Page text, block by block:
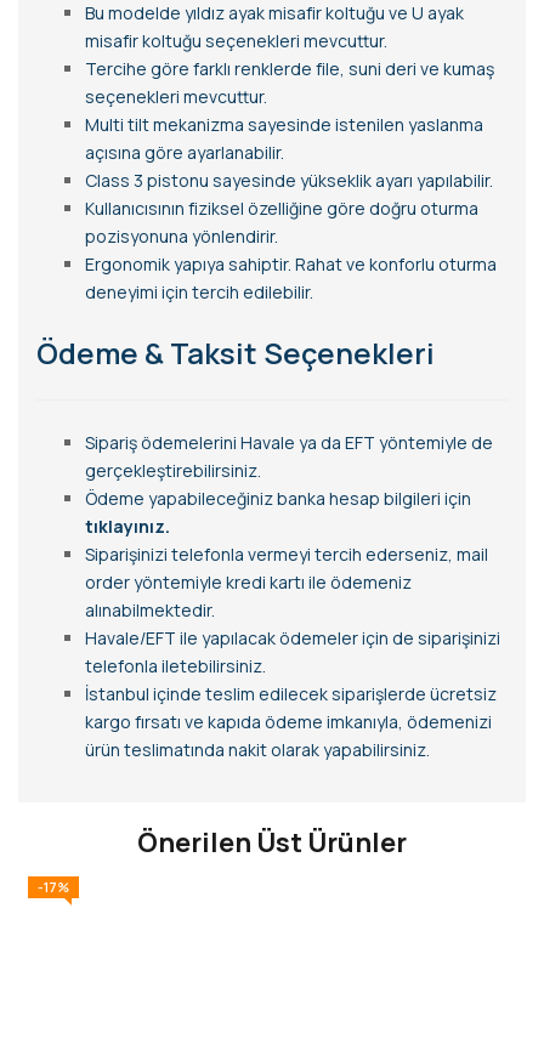
Bu modelde yıldız ayak misafir koltuğu ve U ayak
misafir koltuğu seçenekleri mevcuttur.
Tercihe göre farklı renklerde file, suni deri ve kumaş
seçenekleri mevcuttur.
Multi tilt mekanizma sayesinde istenilen yaslanma
açısına göre ayarlanabilir.
Class 3 pistonu sayesinde yükseklik ayarı yapılabilir.
Kullanıcısının fiziksel özelliğine göre doğru oturma
pozisyonuna yönlendirir.
Ergonomik yapıya sahiptir. Rahat ve konforlu oturma
deneyimi için tercih edilebilir.
Ödeme & Taksit Seçenekleri
Sipariş ödemelerini Havale ya da EFT yöntemiyle de
gerçekleştirebilirsiniz.
Ödeme yapabileceğiniz banka hesap bilgileri için
tıklayınız.
Siparişinizi telefonla vermeyi tercih ederseniz, mail
order yöntemiyle kredi kartı ile ödemeniz
alınabilmektedir.
Havale/EFT ile yapılacak ödemeler için de siparişinizi
telefonla iletebilirsiniz.
İstanbul içinde teslim edilecek siparişlerde ücretsiz
kargo fırsatı ve kapıda ödeme imkanıyla, ödemenizi
ürün teslimatında nakit olarak yapabilirsiniz.
Önerilen Üst Ürünler
-17%